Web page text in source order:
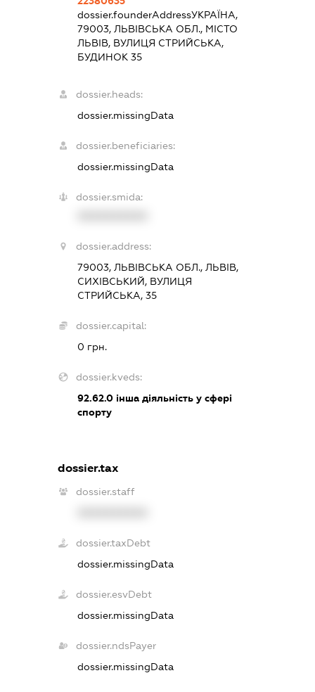
dossier.founderAddressУКРАЇНА,
79003, ЛЬВІВСЬКА ОБЛ., МІСТО
ЛЬВІВ, ВУЛИЦЯ СТРИЙСЬКА,
БУДИНОК 35
dossier.heads:
dossier.missingData
dossier.beneficiaries:
dossier.missingData
dossier.smida:
dossier.address:
79003, ЛЬВІВСЬКА ОБЛ., ЛЬВІВ,
СИХІВСЬКИЙ, ВУЛИЦЯ
СТРИЙСЬКА, 35
dossier.capital:
0 грн.
dossier.kveds:
92.62.0 інша діяльність у сфері
спорту
dossier.tax
dossier.staff
dossier.taxDebt
dossier.missingData
dossier.esvDebt
dossier.missingData
dossier.ndsPayer
dossier.missingData